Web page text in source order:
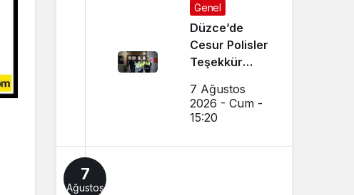
Genel
Düzce’de
Cesur Polisler
Teşekkür
7 Ağustos
2026 - Cum -
15:20
7
Ağustos